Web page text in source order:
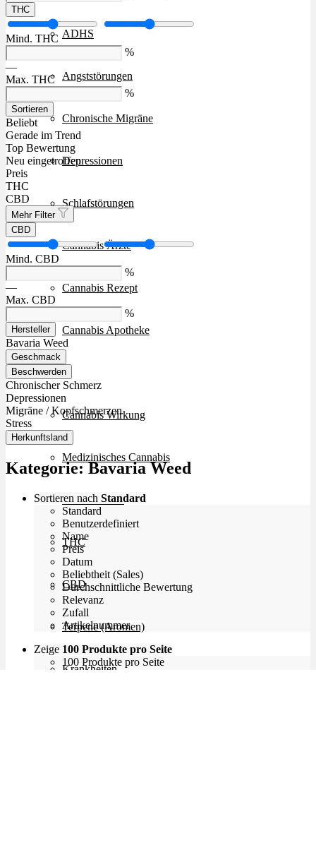
ADHS
Angststörungen
Chronische Migräne
Depressionen
Schlafstörungen
Cannabis Ärzte
Cannabis Rezept
Cannabis Apotheke
Wissen
Cannabis Wirkung
Medizinisches Cannabis
Cannabinoide
THC
CBD
Terpene (Aromen)
Krankheiten
THC
Mind. THC
%
—
Max. THC
%
Sortieren
Beliebt
Gerade im Trend
Top Bewertung
Neu eingetroffen
Preis
THC
CBD
Mehr Filter
CBD
Mind. CBD
%
—
Max. CBD
%
Hersteller
Bavaria Weed
Geschmack
Beschwerden
Chronischer Schmerz
Depressionen
Migräne / Kopfschmerzen
Stress
Herkunftsland
Kategorie:Bavaria Weed
Sortieren nach Standard
Standard
Benutzerdefiniert
Name
Preis
Datum
Beliebtheit (Sales)
Durchschnittliche Bewertung
Relevanz
Zufall
Artikelnummer
Zeige 100 Produkte pro Seite
100 Produkte pro Seite